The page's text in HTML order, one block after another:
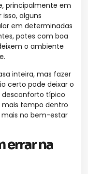
principalmente em
isso, alguns
em determinadas
potes com boa
o ambiente
inteira, mas fazer
certo pode deixar o
desconforto típico
mais tempo dentro
mais no bem-estar
errar na